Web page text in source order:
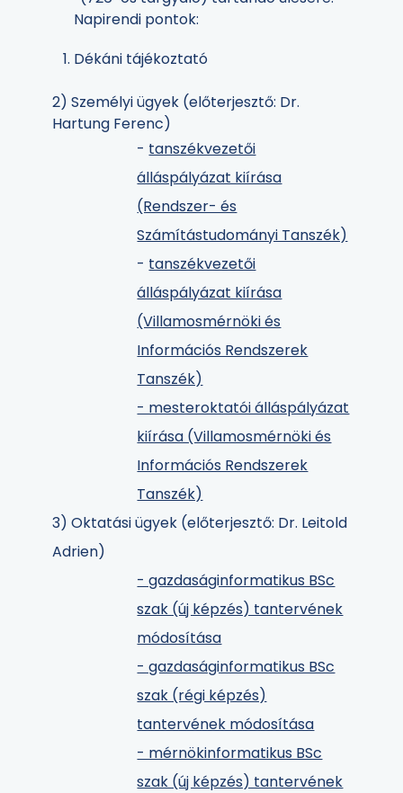
Napirendi pontok:
Dékáni tájékoztató
2) Személyi ügyek (előterjesztő: Dr.
Hartung Ferenc)
- tanszékvezetői
álláspályázat kiírása
(Rendszer- és
Számítástudományi Tanszék)
- tanszékvezetői
álláspályázat kiírása
(Villamosmérnöki és
Információs Rendszerek
Tanszék)
- mesteroktatói álláspályázat
kiírása (Villamosmérnöki és
Információs Rendszerek
Tanszék)
3) Oktatási ügyek (előterjesztő: Dr. Leitold
Adrien)
- gazdaságinformatikus BSc
szak (új képzés) tantervének
módosítása
- gazdaságinformatikus BSc
szak (régi képzés)
tantervének módosítása
- mérnökinformatikus BSc
szak (új képzés) tantervének